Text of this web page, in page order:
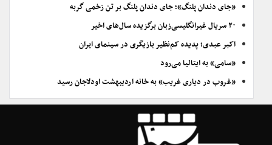
«جای دندان پلنگ»؛ جای دندان پلنگ بر تن زخمی گربه
۲۰ سریال غیرانگلیسی‌زبان برگزیده سال‌های اخیر
اکبر عبدی؛ پدیده کم‌نظیر بازیگری در سینمای ایران
«سامی» به ایتالیا می‌رود
«غروب در دیاری غریب» به خانه اردیبهشت اودلاجان رسید